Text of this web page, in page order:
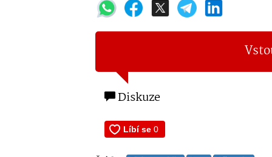
Diskuze